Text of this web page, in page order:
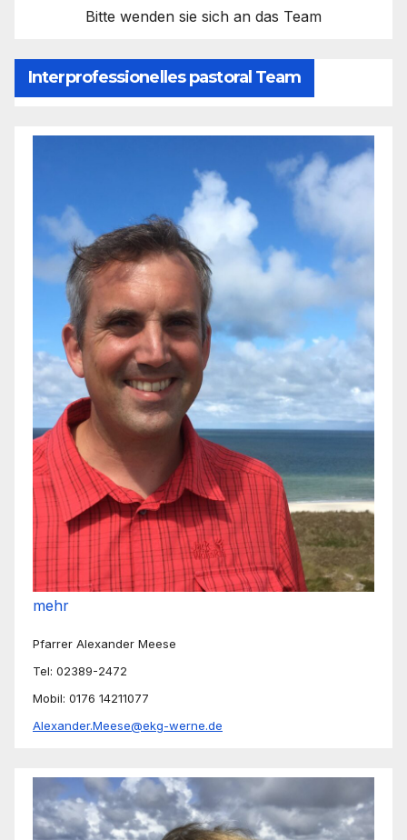
Bitte wenden sie sich an das Team
Interprofessionelles pastoral Team
mehr
Pfarrer Alexander Meese
Tel: 02389-2472
Mobil: 0176 14211077
Alexander.Meese@ekg-werne.de